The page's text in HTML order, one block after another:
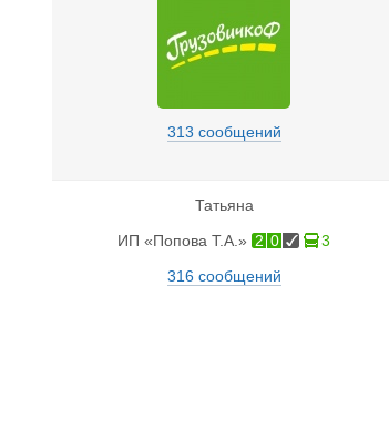
313 сообщений
Татьяна
ИП «Попова Т.А.» 2 0
3
316 сообщений